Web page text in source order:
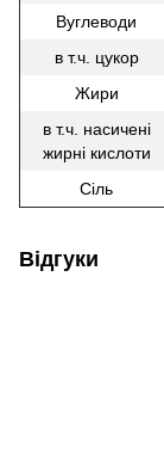
Вуглеводи
в т.ч. цукор
Жири
в т.ч. насичені
жирні кислоти
Сіль
Відгуки